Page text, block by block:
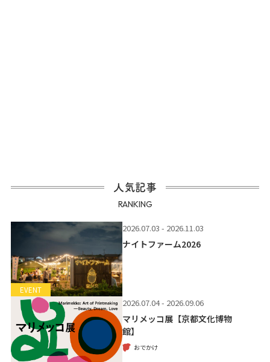
人気記事
RANKING
EVENT
2026.07.03 - 2026.11.03
ナイトファーム2026
2026.07.04 - 2026.09.06
マリメッコ展【京都文化博物
館】
おでかけ